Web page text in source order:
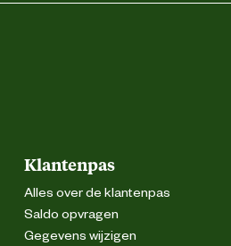
Klantenpas
Alles over de klantenpas
Saldo opvragen
Gegevens wijzigen